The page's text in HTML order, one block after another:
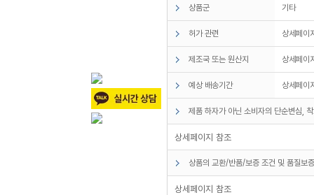
상품군 기타
허가 관련 상세페이
제조국 또는 원산지 상세페이
예상 배송기간 상세페이
제품 하자가 아닌 소비자의 단순변심,
상세페이지 참조
상품의 교환/반품/보증 조건 및 품질보
상세페이지 참조